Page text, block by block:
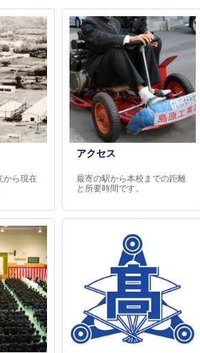
から現在
アクセス
最寄の駅から本校までの距離
と所要時間です。